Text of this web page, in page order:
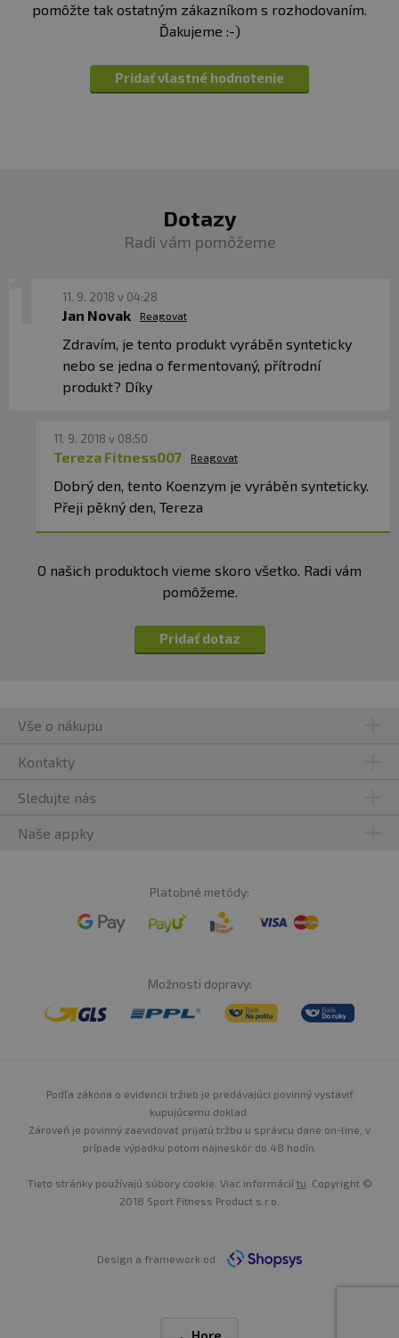
pomôžte tak ostatným zákazníkom s rozhodovaním.
Ďakujeme :-)
Pridať vlastné hodnotenie
Dotazy
Radi vám pomôžeme
11. 9. 2018 v 04:28
Jan Novak Reagovat
Zdravím, je tento produkt vyráběn synteticky
nebo se jedna o fermentovaný, přítrodní
produkt? Díky
11. 9. 2018 v 08:50
Tereza Fitness007 Reagovat
Dobrý den, tento Koenzym je vyráběn synteticky.
Přeji pěkný den, Tereza
O našich produktoch vieme skoro všetko. Radi vám
pomôžeme.
Pridať dotaz
Vše o nákupu
Kontakty
Sledujte nás
Naše appky
Platobné metódy:
Možnosti dopravy:
Podľa zákona o evidencii tržieb je predávajúci povinný vystaviť
kupujúcemu doklad.
Zároveň je povinný zaevidovať prijatú tržbu u správcu dane on-line, v
prípade výpadku potom najneskôr do 48 hodín.
Tieto stránky používajú súbory cookie. Viac informácií tu . Copyright ©
2018 Sport Fitness Product s.r.o.
Design a framework od